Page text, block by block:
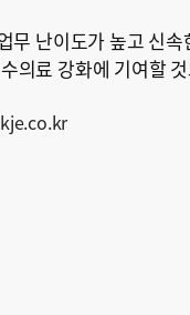
무 난이도가 높고 신
의료 강화에 기여할